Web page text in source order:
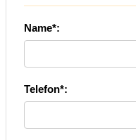
Name*:
Telefon*: